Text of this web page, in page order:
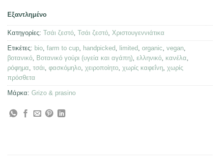
Εξαντλημένο
Κατηγορίες: Τσάι ζεστό Τσάι ζεστό Χριστουγεννιάτικα
Ετικέτες: bio farm to cup handpicked limited organic vegan
βοτανικό
Βοτανικό γούρι (υγεία και αγάπη) ελληνικό κανέλα
ρόφημα τσάι φασκόμηλο χειροποίητο χωρίς καφεΐνη χωρίς
πρόσθετα
Μάρκα: Grizo & prasino